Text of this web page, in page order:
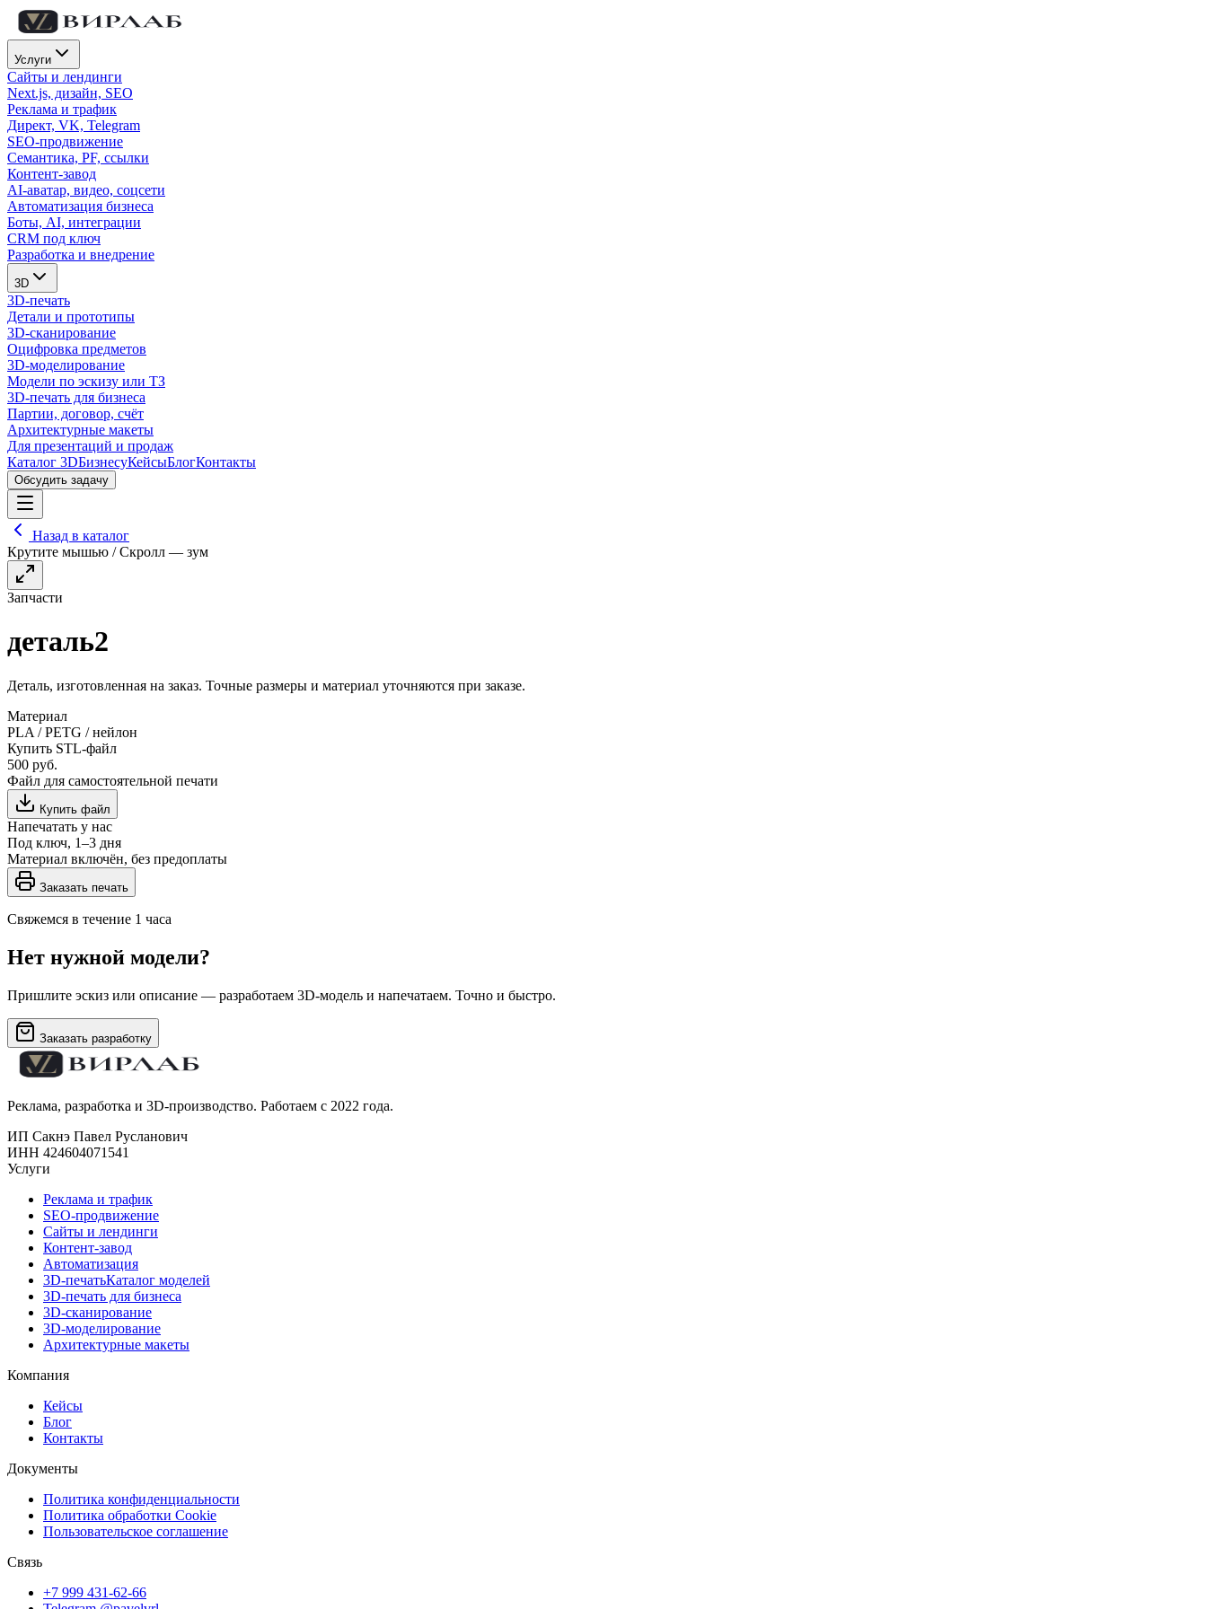
Услуги
Сайты и лендинги
Next.js, дизайн, SEO
Реклама и трафик
Директ, VK, Telegram
SEO-продвижение
Семантика, PF, ссылки
Контент-завод
AI-аватар, видео, соцсети
Автоматизация бизнеса
Боты, AI, интеграции
CRM под ключ
Разработка и внедрение
3D
3D-печать
Детали и прототипы
3D-сканирование
Оцифровка предметов
3D-моделирование
Модели по эскизу или ТЗ
3D-печать для бизнеса
Партии, договор, счёт
Архитектурные макеты
Для презентаций и продаж
Каталог 3DБизнесуКейсыБлогКонтакты
Обсудить задачу
Назад в каталог
Крутите мышью / Скролл — зум
Запчасти
деталь2
Деталь, изготовленная на заказ. Точные размеры и материал уточняются при заказе.
Материал
PLA / PETG / нейлон
Купить STL-файл
500 руб.
Файл для самостоятельной печати
Купить файл
Напечатать у нас
Под ключ, 1–3 дня
Материал включён, без предоплаты
Заказать печать
Свяжемся в течение 1 часа
Нет нужной модели?
Пришлите эскиз или описание — разработаем 3D-модель и напечатаем. Точно и быстро.
Заказать разработку
Реклама, разработка и 3D-производство. Работаем с 2022 года.
ИП Сакнэ Павел Русланович
ИНН 424604071541
Услуги
Реклама и трафик
SEO-продвижение
Сайты и лендинги
Контент-завод
Автоматизация
3D-печатьКаталог моделей
3D-печать для бизнеса
3D-сканирование
3D-моделирование
Архитектурные макеты
Компания
Кейсы
Блог
Контакты
Документы
Политика конфиденциальности
Политика обработки Cookie
Пользовательское соглашение
Связь
+7 999 431-62-66